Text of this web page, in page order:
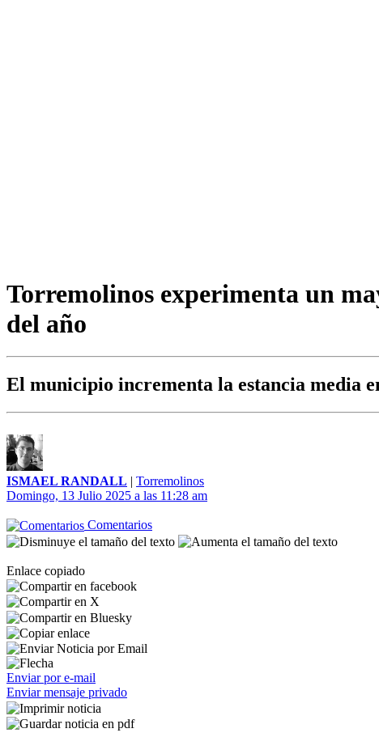
Torremolinos experimenta un
del año
El municipio incrementa la estancia media
ISMAEL RANDALL | Torremolinos
Domingo, 13 Julio 2025 a las 11:28 am
Comentarios
Enlace copiado
Enviar por e-mail
Enviar mensaje privado